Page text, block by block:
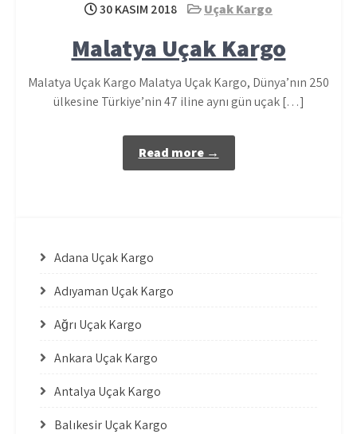
30 KASIM 2018 Uçak Kargo
Malatya Uçak Kargo
Malatya Uçak Kargo Malatya Uçak Kargo, Dünya’nın 250
ülkesine Türkiye’nin 47 iline aynı gün uçak […]
Read more →
Adana Uçak Kargo
Adıyaman Uçak Kargo
Ağrı Uçak Kargo
Ankara Uçak Kargo
Antalya Uçak Kargo
Balıkesir Uçak Kargo